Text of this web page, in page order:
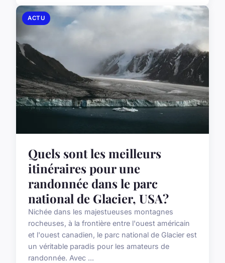
ACTU
Quels sont les meilleurs
itinéraires pour une
randonnée dans le parc
national de Glacier, USA?
Nichée dans les majestueuses montagnes
rocheuses, à la frontière entre l'ouest américain
et l'ouest canadien, le parc national de Glacier est
un véritable paradis pour les amateurs de
randonnée. Avec ...